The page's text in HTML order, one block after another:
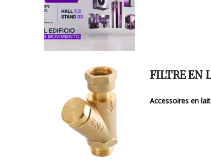
FILTRE EN
Accessoires en